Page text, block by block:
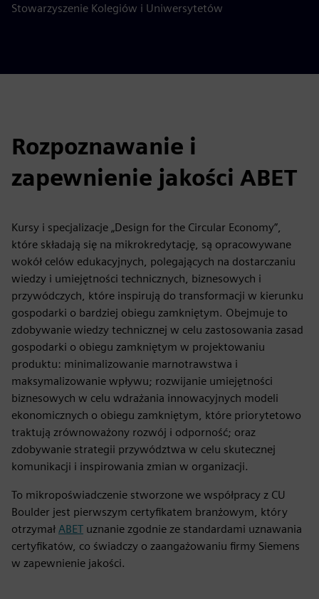
Stowarzyszenie Kolegiów i Uniwersytetów
Rozpoznawanie i
zapewnienie jakości ABET
Kursy i specjalizacje „Design for the Circular Economy”,
które składają się na mikrokredytację, są opracowywane
wokół celów edukacyjnych, polegających na dostarczaniu
wiedzy i umiejętności technicznych, biznesowych i
przywódczych, które inspirują do transformacji w kierunku
gospodarki o bardziej obiegu zamkniętym. Obejmuje to
zdobywanie wiedzy technicznej w celu zastosowania zasad
gospodarki o obiegu zamkniętym w projektowaniu
produktu: minimalizowanie marnotrawstwa i
maksymalizowanie wpływu; rozwijanie umiejętności
biznesowych w celu wdrażania innowacyjnych modeli
ekonomicznych o obiegu zamkniętym, które priorytetowo
traktują zrównoważony rozwój i odporność; oraz
zdobywanie strategii przywództwa w celu skutecznej
komunikacji i inspirowania zmian w organizacji.
To mikropoświadczenie stworzone we współpracy z CU
Boulder jest pierwszym certyfikatem branżowym, który
otrzymał ABET uznanie zgodnie ze standardami uznawania
certyfikatów, co świadczy o zaangażowaniu firmy Siemens
w zapewnienie jakości.